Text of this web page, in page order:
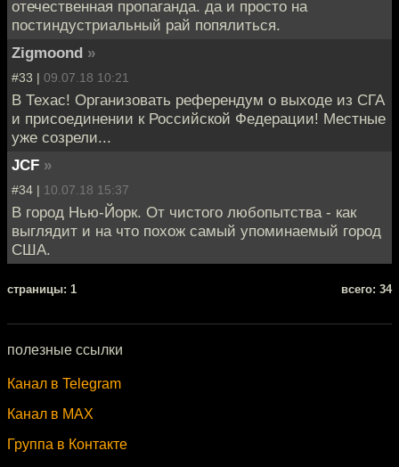
отечественная пропаганда. да и просто на
постиндустриальный рай попялиться.
Zigmoond »
#33 | 09.07.18 10:21
В Техас! Организовать референдум о выходе из СГА
и присоединении к Российской Федерации! Местные
уже созрели...
JCF »
#34 | 10.07.18 15:37
В город Нью-Йорк. От чистого любопытства - как
выглядит и на что похож самый упоминаемый город
США.
cтраницы: 1 всего: 34
полезные ссылки
Канал в Telegram
Канал в MAX
Группа в Контакте